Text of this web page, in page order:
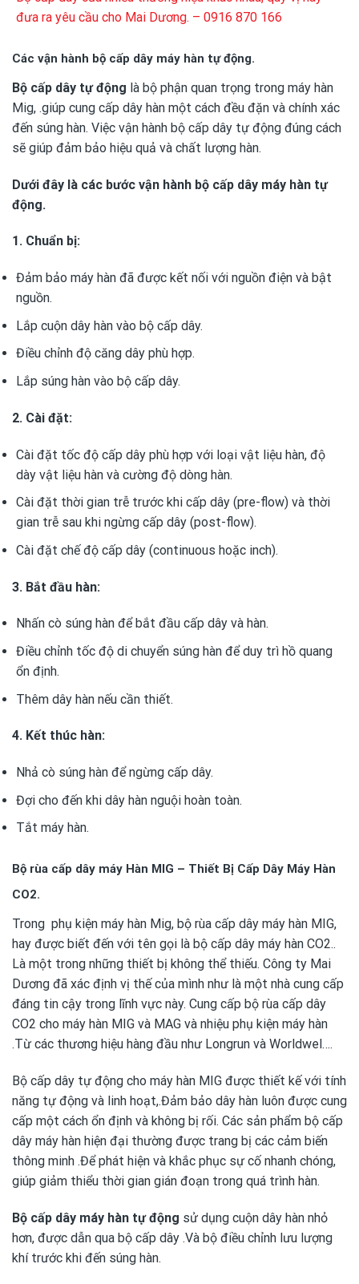
đưa ra yêu cầu cho Mai Dương. – 0916 870 166
Các vận hành bộ cấp dây máy hàn tự động.
Bộ cấp dây tự động là bộ phận quan trọng trong máy hàn
Mig, .giúp cung cấp dây hàn một cách đều đặn và chính xác
đến súng hàn. Việc vận hành bộ cấp dây tự động đúng cách
sẽ giúp đảm bảo hiệu quả và chất lượng hàn.
Dưới đây là các bước vận hành bộ cấp dây máy hàn tự
động.
1. Chuẩn bị:
Đảm bảo máy hàn đã được kết nối với nguồn điện và bật
nguồn.
Lắp cuộn dây hàn vào bộ cấp dây.
Điều chỉnh độ căng dây phù hợp.
Lắp súng hàn vào bộ cấp dây.
2. Cài đặt:
Cài đặt tốc độ cấp dây phù hợp với loại vật liệu hàn, độ
dày vật liệu hàn và cường độ dòng hàn.
Cài đặt thời gian trễ trước khi cấp dây (pre-flow) và thời
gian trễ sau khi ngừng cấp dây (post-flow).
Cài đặt chế độ cấp dây (continuous hoặc inch).
3. Bắt đầu hàn:
Nhấn cò súng hàn để bắt đầu cấp dây và hàn.
Điều chỉnh tốc độ di chuyển súng hàn để duy trì hồ quang
ổn định.
Thêm dây hàn nếu cần thiết.
4. Kết thúc hàn:
Nhả cò súng hàn để ngừng cấp dây.
Đợi cho đến khi dây hàn nguội hoàn toàn.
Tắt máy hàn.
Bộ rùa cấp dây máy Hàn MIG – Thiết Bị Cấp Dây Máy Hàn
CO2.
Trong phụ kiện máy hàn Mig, bộ rùa cấp dây máy hàn MIG,
hay được biết đến với tên gọi là bộ cấp dây máy hàn CO2..
Là một trong những thiết bị không thể thiếu. Công ty Mai
Dương đã xác định vị thế của mình như là một nhà cung cấp
đáng tin cậy trong lĩnh vực này. Cung cấp bộ rùa cấp dây
CO2 cho máy hàn MIG và MAG và nhiệu phụ kiện máy hàn
.Từ các thương hiệu hàng đầu như Longrun và Worldwel….
Bộ cấp dây tự động cho máy hàn MIG được thiết kế với tính
năng tự động và linh hoạt,.Đảm bảo dây hàn luôn được cung
cấp một cách ổn định và không bị rối. Các sản phẩm bộ cấp
dây máy hàn hiện đại thường được trang bị các cảm biến
thông minh .Để phát hiện và khắc phục sự cố nhanh chóng,
giúp giảm thiểu thời gian gián đoạn trong quá trình hàn.
Bộ cấp dây máy hàn tự động sử dụng cuộn dây hàn nhỏ
hơn, được dẫn qua bộ cấp dây .Và bộ điều chỉnh lưu lượng
khí trước khi đến súng hàn.